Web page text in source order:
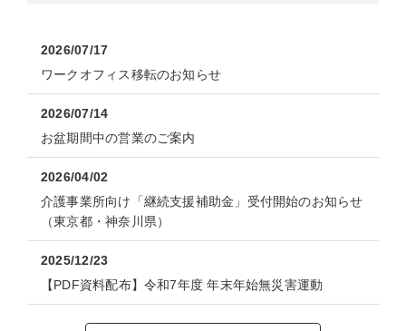
2026/07/17
ワークオフィス移転のお知らせ
2026/07/14
お盆期間中の営業のご案内
2026/04/02
介護事業所向け「継続支援補助金」受付開始のお知らせ
（東京都・神奈川県）
2025/12/23
【PDF資料配布】令和7年度 年末年始無災害運動